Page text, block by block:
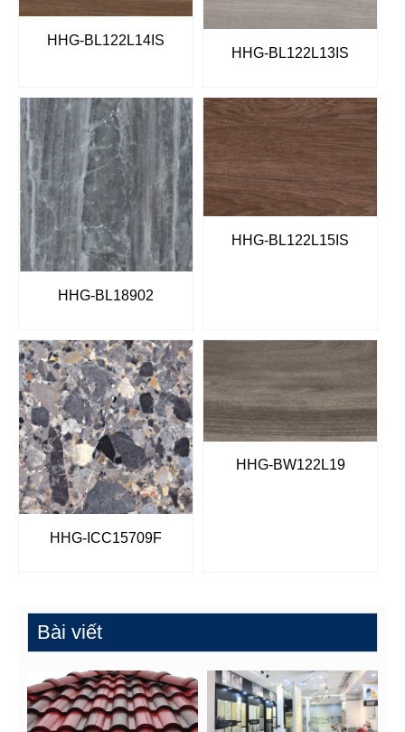
HHG-BL122L14IS
HHG-BL122L13IS
HHG-BL18902
HHG-BL122L15IS
HHG-ICC15709F
HHG-BW122L19
Bài viết